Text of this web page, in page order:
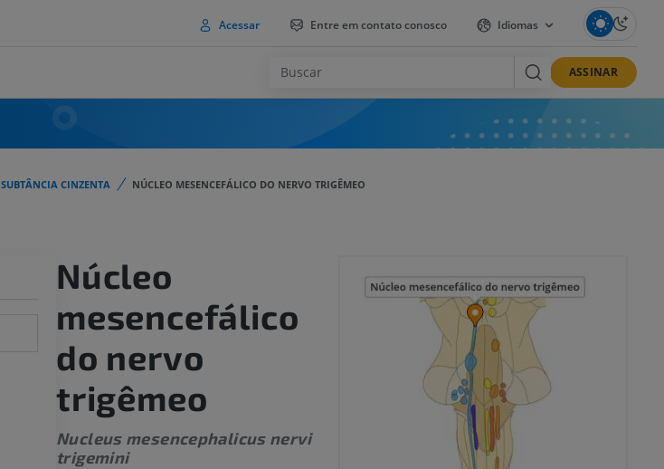
Acessar Entre em contato conosco Idiomas
ASSINAR
SUBTÂNCIA CINZENTA NÚCLEO MESENCEFÁLICO DO NERVO TRIGÊMEO
Núcleo
mesencefálico
do nervo
trigêmeo
Nucleus mesencephalicus nervi
trigemini